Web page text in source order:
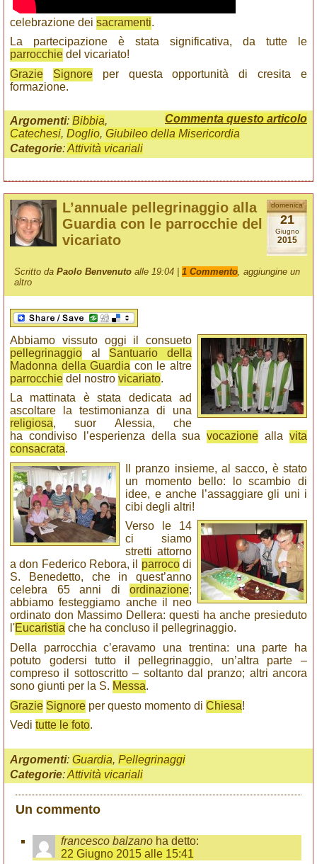
celebrazione dei sacramenti.
La partecipazione è stata significativa, da tutte le
parrocchie del vicariato!
Grazie
Signoreper questa opportunità di cresita e
formazione.
Commenta questo articolo
Argomenti: Bibbia,
Catechesi, Doglio, Giubileo della Misericordia
Categorie:Attività vicariali
domenica
21
Giugno
2015
L’annuale pellegrinaggio alla
Guardia con le parrocchie del
vicariato
Scritto daPaolo Benvenuto alle 19:04 |1 Commento, aggiungine un
altro
Abbiamo vissuto oggi il consueto
pellegrinaggio al Santuario della
Madonna della Guardia con le altre
parrocchie del nostro vicariato.
La mattinata è stata dedicata ad
ascoltare la testimonianza di una
religiosa, suor Alessia, che
ha condiviso l’esperienza della suavocazione allavita
consacrata.
Il pranzo insieme, al sacco, è stato
un momento bello: lo scambio di
idee, e anche l’assaggiare gli uni i
cibi degli altri!
Verso le 14
ci siamo
stretti attorno
a don Federico Rebora, il parrocodi
S. Benedetto, che in quest’anno
celebra 65 anni di ordinazione;
abbiamo festeggiamo anche il neo
ordinato don Massimo Dellera: questi ha anche presieduto
l'Eucaristia che ha concluso il pellegrinaggio.
Della parrocchia c’eravamo una trentina: una parte ha
potuto godersi tutto il pellegrinaggio, un’altra parte –
compreso il sottoscritto – soltanto dal pranzo; altri ancora
sono giunti per la S. Messa.
Grazie Signore per questo momento di Chiesa!
Vedi tutte le foto.
Argomenti: Guardia, Pellegrinaggi
Categorie:Attività vicariali
Un commento
francesco balzano ha detto:
22 Giugno 2015 alle 15:41